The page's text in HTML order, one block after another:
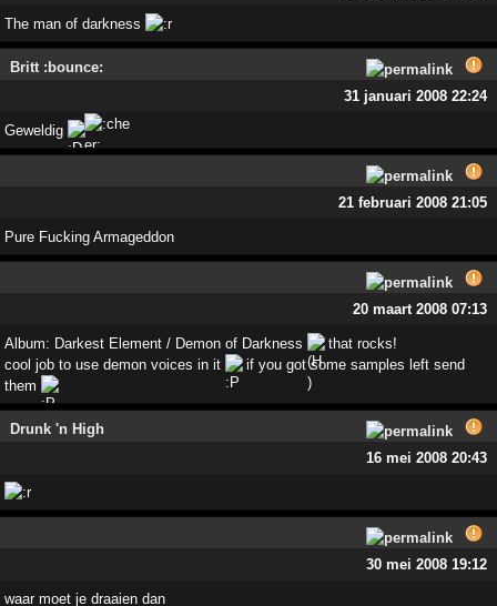
The man of darkness
Britt :bounce:
31 januari 2008 22:24
Geweldig
21 februari 2008 21:05
Pure Fucking Armageddon
20 maart 2008 07:13
Album: Darkest Element / Demon of Darkness
that rocks!
cool job to use demon voices in it
if you got some samples left send
them
Drunk 'n High
16 mei 2008 20:43
30 mei 2008 19:12
waar moet je draaien dan